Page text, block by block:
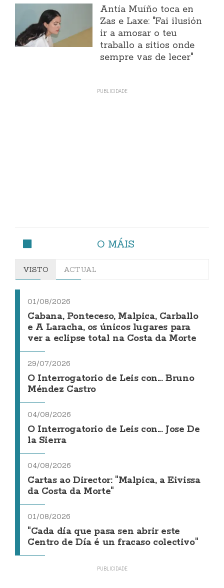
Antía Muíño toca en
Zas e Laxe: "Fai ilusión
ir a amosar o teu
traballo a sitios onde
sempre vas de lecer"
O MÁIS
VISTO ACTUAL
01/08/2026
Cabana, Ponteceso, Malpica, Carballo
e A Laracha, os únicos lugares para
ver a eclipse total na Costa da Morte
29/07/2026
O Interrogatorio de Leis con... Bruno
Méndez Castro
04/08/2026
O Interrogatorio de Leis con... Jose De
la Sierra
04/08/2026
Cartas ao Director: "Malpica, a Eivissa
da Costa da Morte"
01/08/2026
"Cada día que pasa sen abrir este
Centro de Día é un fracaso colectivo"